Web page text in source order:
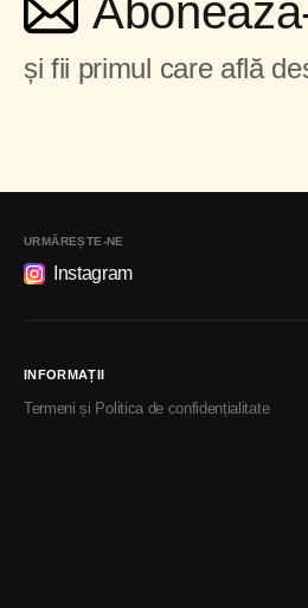
și fii primul care află
URMĂREȘTE-NE
Instagram
INFORMAȚII
Termeni și Politica de confidențialitate